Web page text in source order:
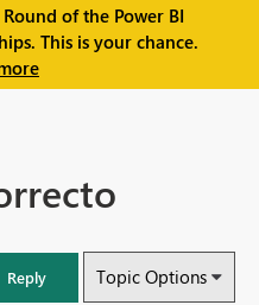
of the Power BI
This is your chance.
Reply Topic Options